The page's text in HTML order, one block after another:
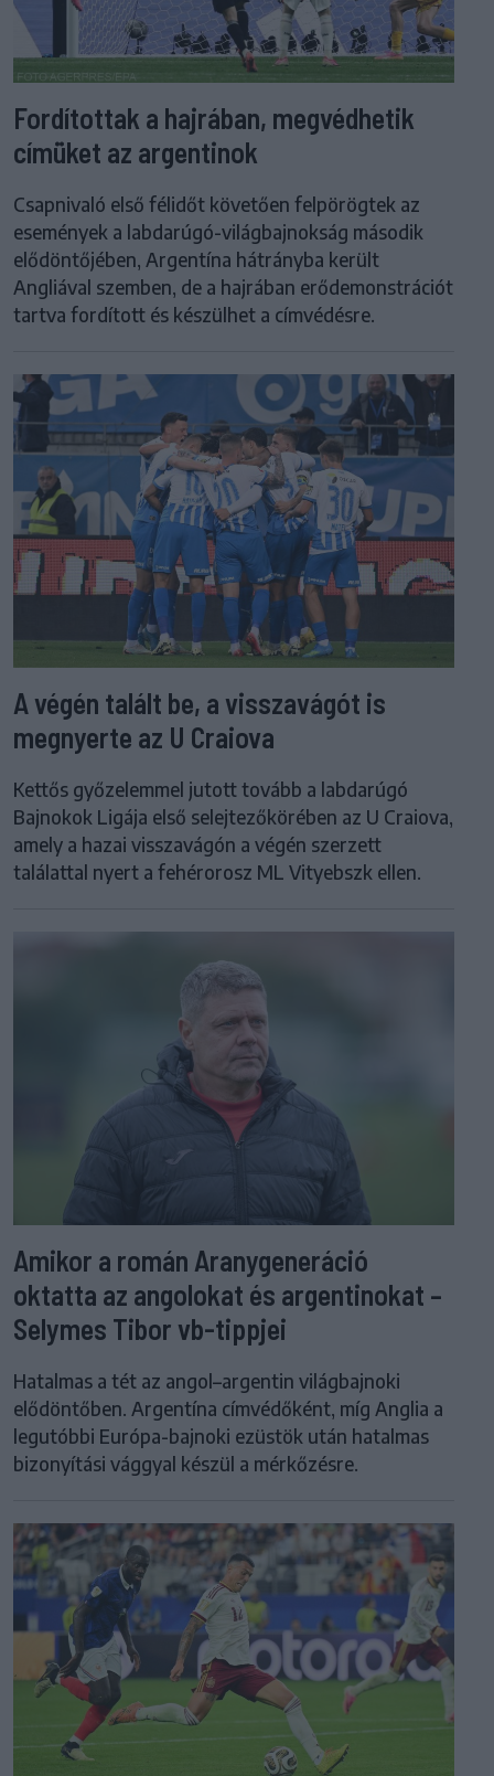
Fordítottak a hajrában, megvédhetik
címüket az argentinok
Csapnivaló első félidőt követően felpörögtek az
események a labdarúgó-világbajnokság második
elődöntőjében, Argentína hátrányba került
Angliával szemben, de a hajrában erődemonstrációt
tartva fordított és készülhet a címvédésre.
A végén talált be, a visszavágót is
megnyerte az U Craiova
Kettős győzelemmel jutott tovább a labdarúgó
Bajnokok Ligája első selejtezőkörében az U Craiova,
amely a hazai visszavágón a végén szerzett
találattal nyert a fehérorosz ML Vityebszk ellen.
Amikor a román Aranygeneráció
oktatta az angolokat és argentinokat –
Selymes Tibor vb-tippjei
Hatalmas a tét az angol–argentin világbajnoki
elődöntőben. Argentína címvédőként, míg Anglia a
legutóbbi Európa-bajnoki ezüstök után hatalmas
bizonyítási vággyal készül a mérkőzésre.